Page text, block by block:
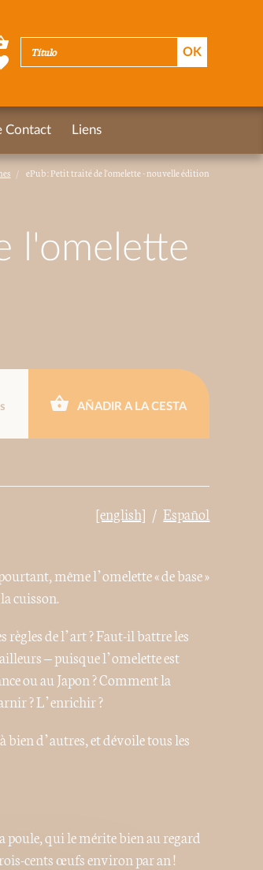
ePub : Petit traité de l'omelette - nouvelle édition
l'omelette
AÑADIR A LA CESTA
[english] Español
même l’omelette « de base »
cuisson.
règles de l’art ? Faut-il battre les
– puisque l’omelette est
ou au Japon ? Comment la
? L’enrichir ?
bien d’autres, et dévoile tous les
qui le mérite bien au regard
cents œufs environ par an !
Contact Liens